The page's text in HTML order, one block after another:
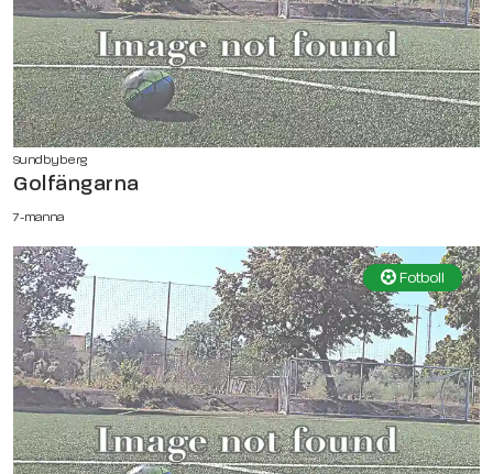
Sundbyberg
Golfängarna
7-manna
Fotboll